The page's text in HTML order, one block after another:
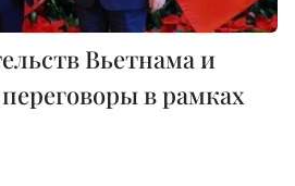
Вьетнама и
в рамках